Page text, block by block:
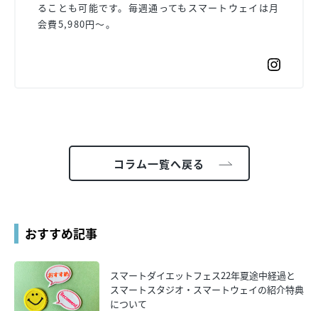
ることも可能です。毎週通ってもスマートウェイは月
会費5,980円〜。
コラム一覧へ戻る
おすすめ記事
スマートダイエットフェス22年夏途中経過と
スマートスタジオ・スマートウェイの紹介特典
について